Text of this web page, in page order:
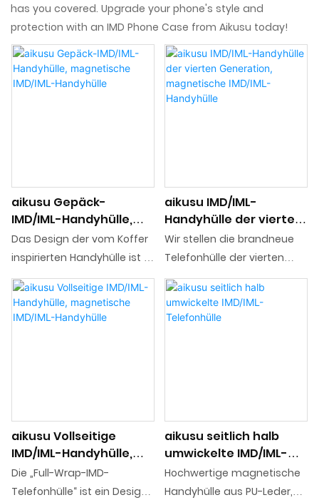
has you covered. Upgrade your phone's style and
protection with an IMD Phone Case from Aikusu today!
aikusu Gepäck-
IMD/IML-Handyhülle,
magnetische IMD/IML-
Handyhülle
Das Design der vom Koffer
inspirierten Handyhülle ist in
erster Linie von Reisen und
Tragbarkeit inspiriert. Die
Struktur und Funktionalität
den Benutzerkomfort
während der Mobilität
aikusu IMD/IML-
Handyhülle der vierten
Generation,
magnetische IMD/IML-
Wir stellen die brandneue
Telefonhülle der vierten
Generation vor, die auf
dem Erfolg der dritten
Generation aufbaut und
Sekundärformtechnologie
sorgt es für eine stabilere
Struktur und sorgt
gleichzeitig für ein
aikusu Vollseitige
IMD/IML-Handyhülle,
magnetische IMD/IML-
Handyhülle
Die „Full-Wrap-IMD-
Telefonhülle“ ist ein Design,
aikusu seitlich halb
umwickelte IMD/IML-
Telefonhülle
Hochwertige magnetische
Handyhülle aus PU-Leder,